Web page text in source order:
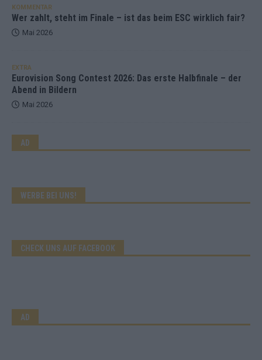
KOMMENTAR
Wer zahlt, steht im Finale – ist das beim ESC wirklich fair?
Mai 2026
EXTRA
Eurovision Song Contest 2026: Das erste Halbfinale – der
Abend in Bildern
Mai 2026
AD
WERBE BEI UNS!
CHECK UNS AUF FACEBOOK
AD